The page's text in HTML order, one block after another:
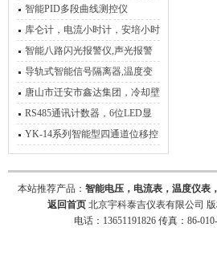
RS485
智能PID多段曲线测控仪
库仑计，电流小时计，安培小时
计，安培库仑计
智能八路闪光报警仪,声光报警
器,八路闪光报警价格
导轨式智能信号隔离器,温度变
送器4-20mA，0-5V，0-10V
唐山市迁安市鑫达集团，冷却壁
温度检测，炼铁厂现场安装加调
试
RS485通讯计数器，6位LED显
示通讯计数器
YK-14系列智能型四通道位移控
制仪,四路电阻位移测控仪
本站推荐产品： 智能电压，电流表，温度仪表
返回首页 北京宇科泰吉仪表有限公司
电话：13651191826 传真：86-